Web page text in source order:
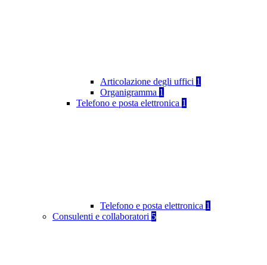
Articolazione degli uffici 1
Organigramma 1
Telefono e posta elettronica 1
Telefono e posta elettronica 1
Consulenti e collaboratori 5